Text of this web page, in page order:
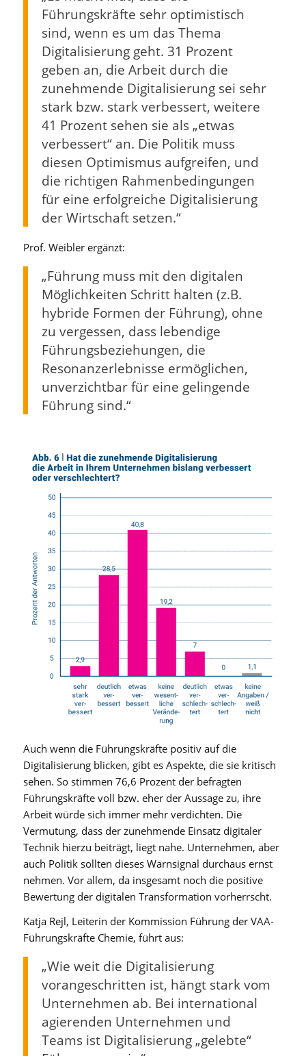
Führungskräfte sehr optimistisch
sind, wenn es um das Thema
Digitalisierung geht. 31 Prozent
geben an, die Arbeit durch die
zunehmende Digitalisierung sei sehr
stark bzw. stark verbessert, weitere
41 Prozent sehen sie als „etwas
verbessert“ an. Die Politik muss
diesen Optimismus aufgreifen, und
die richtigen Rahmenbedingungen
für eine erfolgreiche Digitalisierung
der Wirtschaft setzen.“
Prof. Weibler ergänzt:
„Führung muss mit den digitalen
Möglichkeiten Schritt halten (z.B.
hybride Formen der Führung), ohne
zu vergessen, dass lebendige
Führungsbeziehungen, die
Resonanzerlebnisse ermöglichen,
unverzichtbar für eine gelingende
Führung sind.“
Auch wenn die Führungskräfte positiv auf die
Digitalisierung blicken, gibt es Aspekte, die sie kritisch
sehen. So stimmen 76,6 Prozent der befragten
Führungskräfte voll bzw. eher der Aussage zu, ihre
Arbeit würde sich immer mehr verdichten. Die
Vermutung, dass der zunehmende Einsatz digitaler
Technik hierzu beiträgt, liegt nahe. Unternehmen, aber
auch Politik sollten dieses Warnsignal durchaus ernst
nehmen. Vor allem, da insgesamt noch die positive
Bewertung der digitalen Transformation vorherrscht.
Katja Rejl, Leiterin der Kommission Führung der VAA-
Führungskräfte Chemie, führt aus:
„Wie weit die Digitalisierung
vorangeschritten ist, hängt stark vom
Unternehmen ab. Bei international
agierenden Unternehmen und
Teams ist Digitalisierung „gelebte“